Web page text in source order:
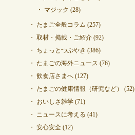
マジック (28)
たまご全般コラム (257)
取材・掲載・ご紹介(92)
ちょっとつぶやき (386)
たまごの海外ニュース (76)
飲食店さまへ(127)
たまごの健康情報（研究など）
(52)
おいしさ雑学(71)
ニュースに考える (41)
安心安全(12)